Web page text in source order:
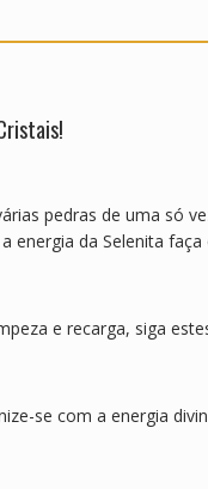
pedras de uma só
energia da Selenita faça
e recarga, siga
se com a energia